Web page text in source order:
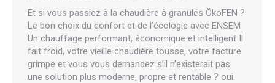
Et si vous passiez à la chaudière à granulés ÖkoFEN ?
Le bon choix du confort et de l’écologie avec ENSEM
Un chauffage performant, économique et intelligent Il
fait froid, votre vieille chaudière tousse, votre facture
grimpe et vous vous demandez s’il n’existerait pas
une solution plus moderne, propre et rentable ? oui.